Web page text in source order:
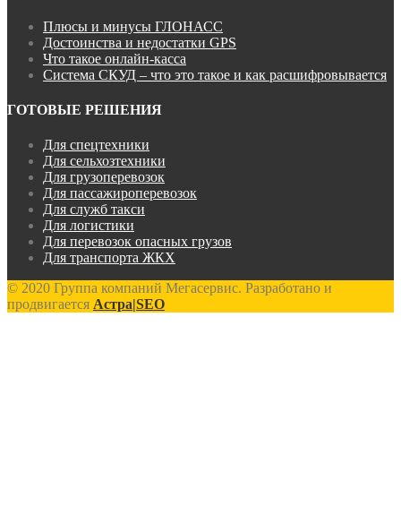
Плюсы и минусы ГЛОНАСС
Достоинства и недостатки GPS
Что такое онлайн-касса
Система СКУД – что это такое и как расшифровывается
ГОТОВЫЕ РЕШЕНИЯ
Для спецтехники
Для сельхозтехники
Для грузоперевозок
Для пассажироперевозок
Для служб такси
Для логистики
Для перевозок опасных грузов
Для транспорта ЖКХ
© 2020 Группа компаний Мегасервис. Разработано и
продвигается Астра|SEO